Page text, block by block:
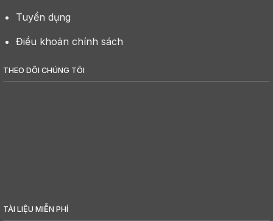
Tuyển dụng
Điều khoản chính sách
THEO DÕI CHÚNG TÔI
TÀI LIỆU MIỄN PHÍ